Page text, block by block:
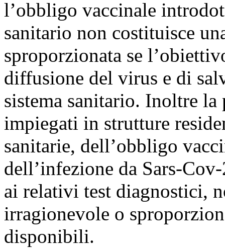
l’obbligo vaccinale
sanitario non costituisce
sproporzionata se
diffusione del virus e di
sistema sanitario. Inoltre
impiegati in strutture
sanitarie, dell’obbligo
dell’infezione da Sars-
ai relativi test diagnostici,
irragionevole o
disponibili.